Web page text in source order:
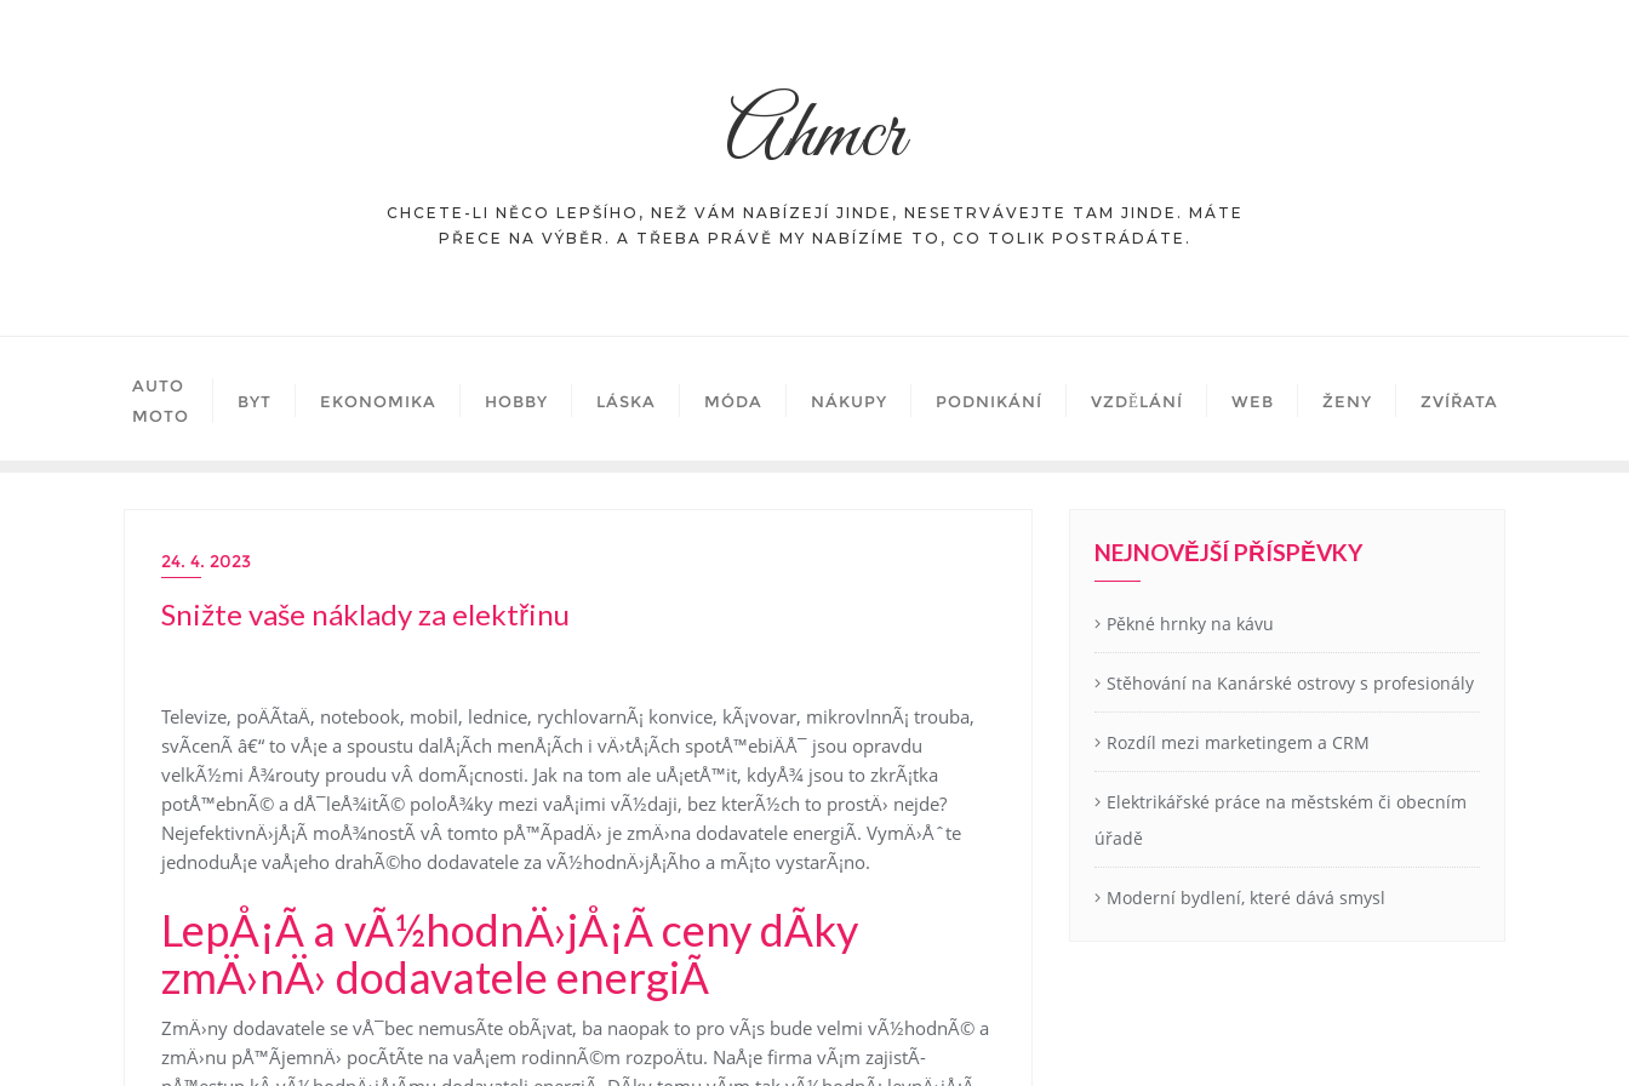
Ahmcr
CHCETE-LI NĚCO LEPŠÍHO, NEŽ VÁM NABÍZEJÍ JINDE, NESETRVÁVEJTE TAM JINDE. MÁTE
PŘECE NA VÝBĚR. A TŘEBA PRÁVĚ MY NABÍZÍME TO, CO TOLIK POSTRÁDÁTE.
AUTO
MOTO
BYT EKONOMIKA HOBBY LÁSKA MÓDA NÁKUPY PODNIKÁNÍ VZDĚLÁNÍ WEB ŽENY ZVÍŘATA
24. 4. 2023
Snižte vaše náklady za elektřinu
Televize, poÄÃ­taÄ, notebook, mobil, lednice, rychlovarnÃ¡ konvice, kÃ¡vovar, mikrovlnnÃ¡ trouba,
svÃ­cenÃ­ â€“ to vÅ¡e a spoustu dalÅ¡Ã­ch menÅ¡Ã­ch i vÄ›tÅ¡Ã­ch spotÅ™ebiÄÅ¯ jsou opravdu
velkÃ½mi Å¾routy proudu vÂ domÃ¡cnosti. Jak na tom ale uÅ¡etÅ™it, kdyÅ¾ jsou to zkrÃ¡tka
potÅ™ebnÃ© a dÅ¯leÅ¾itÃ© poloÅ¾ky mezi vaÅ¡imi vÃ½daji, bez kterÃ½ch to prostÄ› nejde?
NejefektivnÄ›jÅ¡Ã­ moÅ¾nostÃ­ vÂ tomto pÅ™Ã­padÄ› je zmÄ›na dodavatele energiÃ­. VymÄ›Åˆte
jednoduÅ¡e vaÅ¡eho drahÃ©ho dodavatele za vÃ½hodnÄ›jÅ¡Ã­ho a mÃ¡to vystarÃ¡no.
LepÅ¡Ã­ a vÃ½hodnÄ›jÅ¡Ã­ ceny dÃ­ky
zmÄ›nÄ› dodavatele energiÃ­
ZmÄ›ny dodavatele se vÅ¯bec nemusÃ­te obÃ¡vat, ba naopak to pro vÃ¡s bude velmi vÃ½hodnÃ© a
zmÄ›nu pÅ™Ã­jemnÄ› pocÃ­tÃ­te na vaÅ¡em rodinnÃ©m rozpoÄtu. NaÅ¡e firma vÃ¡m zajistÃ­
NEJNOVĚJŠÍ PŘÍSPĚVKY
Pěkné hrnky na kávu
Stěhování na Kanárské ostrovy s profesionály
Rozdíl mezi marketingem a CRM
Elektrikářské práce na městském či obecním
úřadě
Moderní bydlení, které dává smysl